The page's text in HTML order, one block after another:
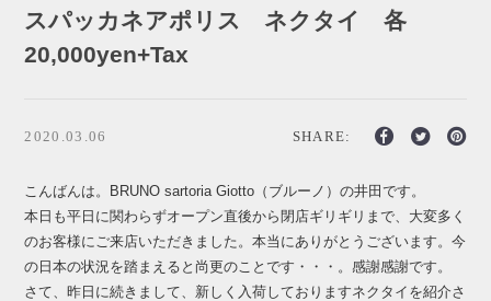
スパッカネアポリス ネクタイ 各
20,000yen+Tax
2020.03.06 SHARE:
こんばんは。BRUNO sartoria Giotto（ブルーノ）の井田です。
本日も平日に関わらずオープン直後から閉店ギリギリまで、大変多く
のお客様にご来店いただきました。本当にありがとうございます。今
の日本の状況を踏まえると尚更のことです・・・。感謝感謝です。
さて、昨日に続きまして、新しく入荷しておりますネクタイを紹介さ